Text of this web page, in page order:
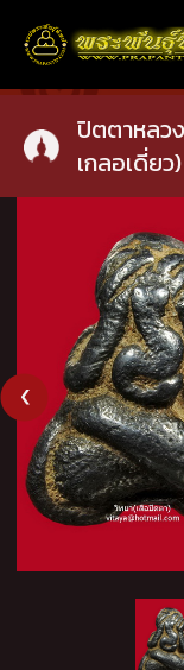
ปิตตาหลว
เกลอเดี่ยว